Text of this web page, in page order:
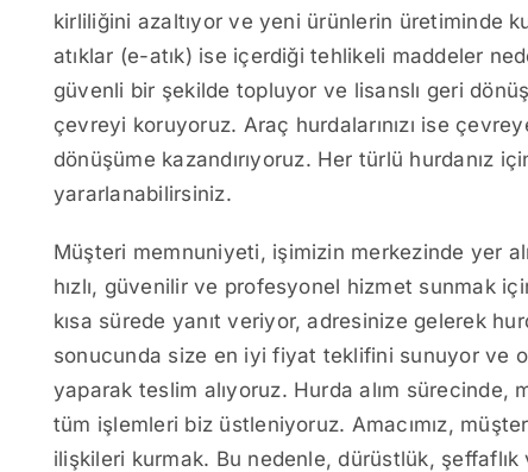
kirliliğini azaltıyor ve yeni ürünlerin üretiminde
atıklar (e-atık) ise içerdiği tehlikeli maddeler
güvenli bir şekilde topluyor ve lisanslı geri
çevreyi koruyoruz. Araç hurdalarınızı ise
dönüşüme kazandırıyoruz. Her türlü hurdanız
yararlanabilirsiniz.
Müşteri memnuniyeti, işimizin merkezinde yer
hızlı, güvenilir ve profesyonel hizmet sunmak
kısa sürede yanıt veriyor, adresinize gelerek
sonucunda size en iyi fiyat teklifini sunuyor ve
yaparak teslim alıyoruz. Hurda alım
tüm işlemleri biz üstleniyoruz. Amacımız,
ilişkileri kurmak. Bu nedenle, dürüstlük,